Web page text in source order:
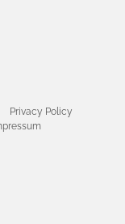
Privacy Policy